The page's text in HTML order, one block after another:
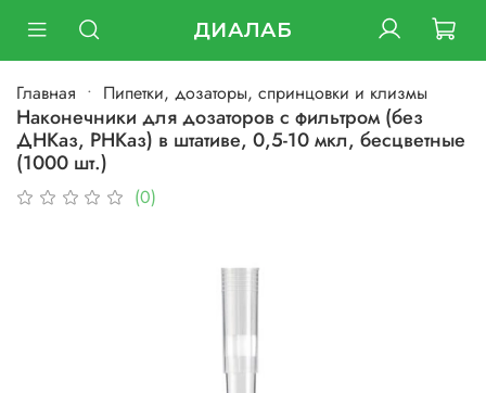
ДИАЛАБ
Главная Пипетки, дозаторы, спринцовки и клизмы
Наконечники для дозаторов с фильтром (без
ДНКаз, РНКаз) в штативе, 0,5-10 мкл, бесцветные
(1000 шт.)
(0)